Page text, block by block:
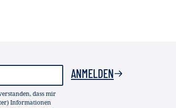
dass mir
Informationen
ANMELDEN